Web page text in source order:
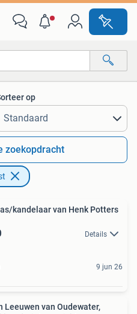
op
zoekopdracht
kandelaar van Henk Potters
Details
9 jun 26
Leeuwen van Oudewater,